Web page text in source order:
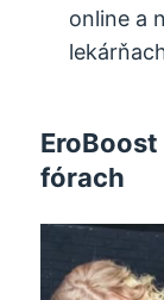
online a
fórach